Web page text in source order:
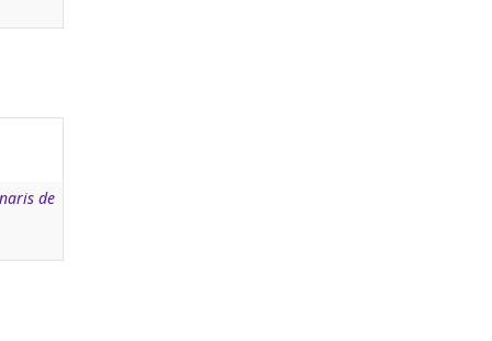
de